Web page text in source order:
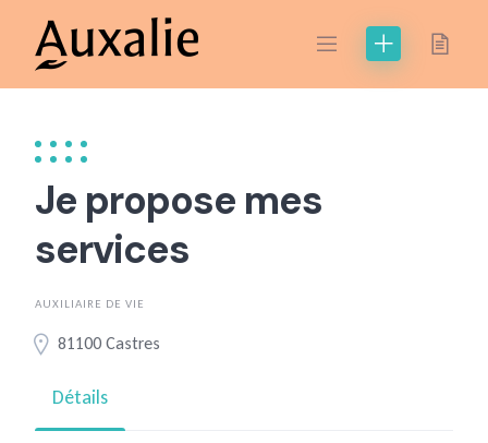
content
Je propose mes
services
AUXILIAIRE DE VIE
81100 Castres
Détails